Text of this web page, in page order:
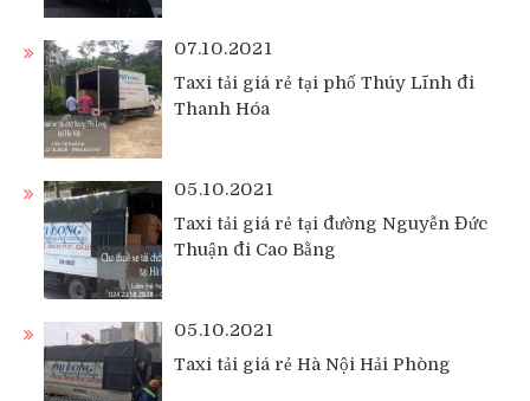
07.10.2021
Taxi tải giá rẻ tại phố Thúy Lĩnh đi
Thanh Hóa
05.10.2021
Taxi tải giá rẻ tại đường Nguyễn Đức
Thuận đi Cao Bằng
05.10.2021
Taxi tải giá rẻ Hà Nội Hải Phòng